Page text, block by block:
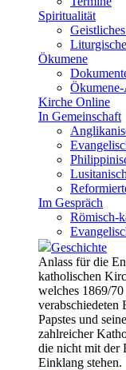
Spiritualität
Ökumene
Kirche Online
In Gemeinschaft
Im Gespräch
Römisch-
Geschichte
Anlass für die
katholischen
welches 1869/
verabschiedeten
Papstes und
zahlreicher
die nicht mit der
Einklang stehen.